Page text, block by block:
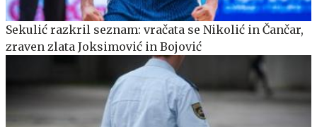
Sekulić razkril seznam: vračata se Nikolić in Čančar,
zraven zlata Joksimović in Bojović